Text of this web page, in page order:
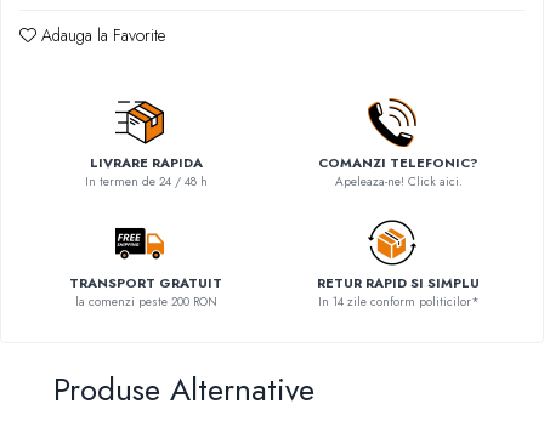
Adauga la Favorite
LIVRARE RAPIDA
In termen de 24 / 48 h
COMANZI TELEFONIC?
Apeleaza-ne! Click aici.
TRANSPORT GRATUIT
la comenzi peste 200 RON
RETUR RAPID SI SIMPLU
In 14 zile conform politicilor*
Produse Alternative